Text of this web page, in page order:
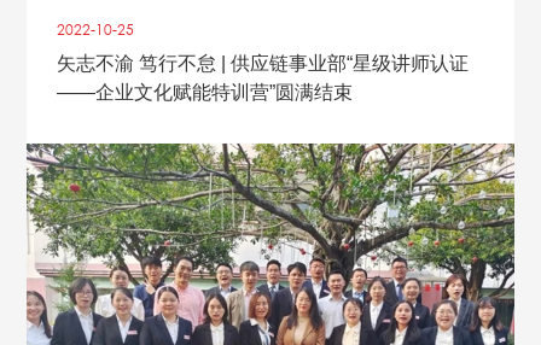
2022-10-25
矢志不渝 笃行不怠 | 供应链事业部“星级讲师认证
——企业文化赋能特训营”圆满结束